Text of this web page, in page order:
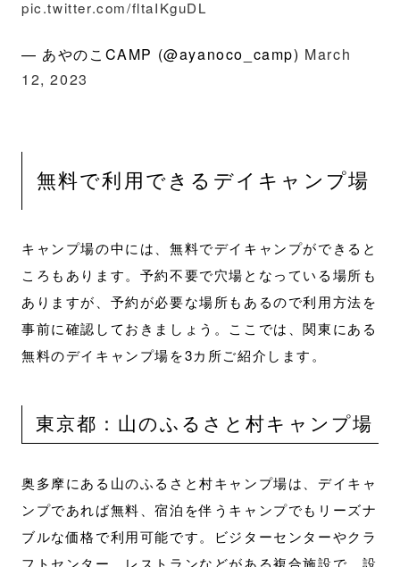
pic.twitter.com/fltaIKguDL
— あやのこCAMP (@ayanoco_camp) March
12, 2023
無料で利用できるデイキャンプ場
キャンプ場の中には、無料でデイキャンプができると
ころもあります。予約不要で穴場となっている場所も
ありますが、予約が必要な場所もあるので利用方法を
事前に確認しておきましょう。ここでは、関東にある
無料のデイキャンプ場を3カ所ご紹介します。
東京都：山のふるさと村キャンプ場
奥多摩にある山のふるさと村キャンプ場は、デイキャ
ンプであれば無料、宿泊を伴うキャンプでもリーズナ
ブルな価格で利用可能です。ビジターセンターやクラ
フトセンター、レストランなどがある複合施設で、設